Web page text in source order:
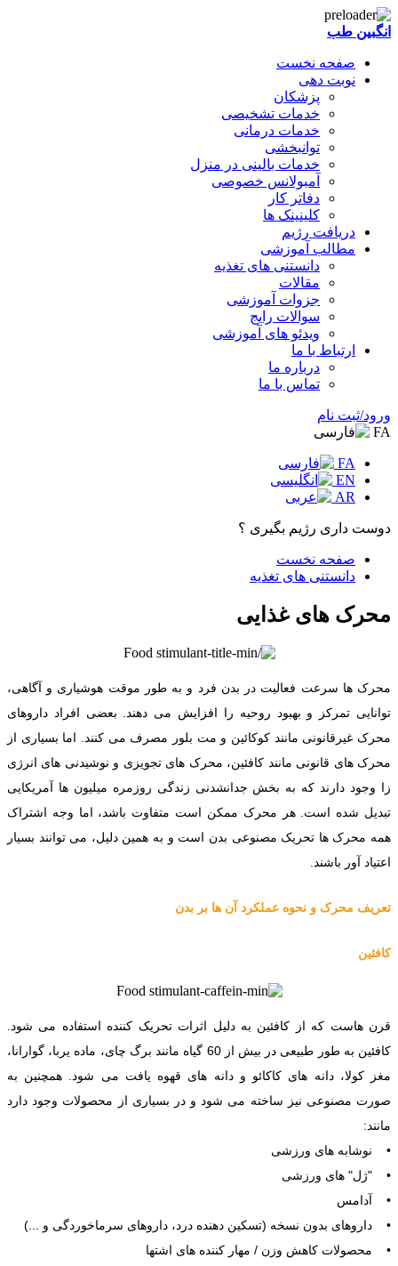
انگبین طب
صفحه نخست
نوبت دهی
پزشکان
خدمات تشخیصی
خدمات درمانی
توانبخشی
خدمات بالینی در منزل
آمبولانس خصوصی
دفاتر کار
کلینینک ها
دریافت رژیم
مطالب آموزشی
دانستنی های تغذیه
مقالات
جزوات آموزشی
سوالات رایج
ویدئو های آموزشی
ارتباط با ما
درباره ما
تماس با ما
ورود/ثبت نام
FA
FA
EN
AR
دوست داری رژیم بگیری ؟
صفحه نخست
دانستنی های تغذیه
محرک های غذایی
محرک ها سرعت فعالیت در بدن فرد و به طور موقت هوشیاری و آگاهی،
توانایی تمرکز و بهبود روحیه را افزایش می دهند. بعضی افراد داروهای
محرک غیرقانونی مانند کوکائین و مت بلور مصرف می کنند. اما بسیاری از
محرک های قانونی مانند کافئین، محرک های تجویزی و نوشیدنی های انرژی
زا وجود دارند که به بخش جدانشدنی زندگی روزمره میلیون ها آمریکایی
تبدیل شده است. هر محرک ممکن است متفاوت باشد، اما وجه اشتراک
همه محرک ها تحریک مصنوعی بدن است و به همین دلیل، می توانند بسیار
اعتیاد آور باشند.
تعریف محرک و نحوه عملکرد آن ها بر بدن
کافئین
قرن هاست که از کافئین به دلیل اثرات تحریک کننده استفاده می شود.
کافئین به طور طبیعی در بیش از 60 گیاه مانند برگ چای، ماده یربا، گوارانا،
مغز کولا، دانه های کاکائو و دانه های قهوه یافت می شود. همچنین به
صورت مصنوعی نیز ساخته می شود و در بسیاری از محصولات وجود دارد
مانند:
• نوشابه های ورزشی
• "ژل" های ورزشی
• آدامس
• داروهای بدون نسخه (تسکین دهنده درد، داروهای سرماخوردگی و ...)
• محصولات کاهش وزن / مهار کننده های اشتها